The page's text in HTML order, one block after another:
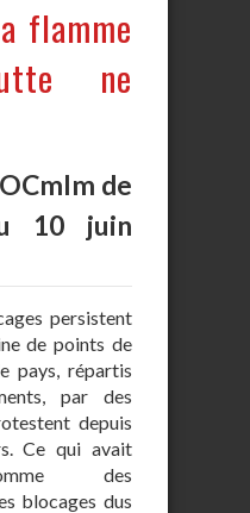
flamme
ne
de
10 juin
persistent
de points de
pays, répartis
par des
depuis
Ce qui avait
des
blocages dus